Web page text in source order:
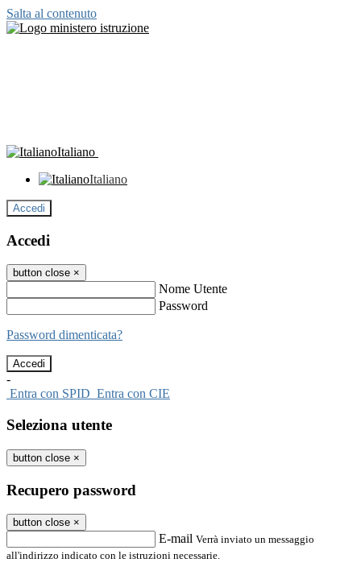
Salta al contenuto
Italiano
Italiano
Accedi
Accedi
button close ×
Nome Utente
Password
Password dimenticata?
-
Entra con SPID Entra con CIE
Seleziona utente
button close ×
Recupero password
button close ×
E-mail Verrà inviato un messaggio
all'indirizzo indicato con le istruzioni necessarie.